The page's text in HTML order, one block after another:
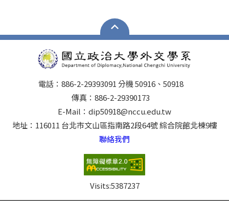
電話：886-2-29393091 分機 50916、50918
傳真：886-2-29390173
E-Mail：dip50918@nccu.edu.tw
地址：116011 台北市文山區指南路2段64號 綜合院館北棟9樓
聯絡我們
Visits:5387237